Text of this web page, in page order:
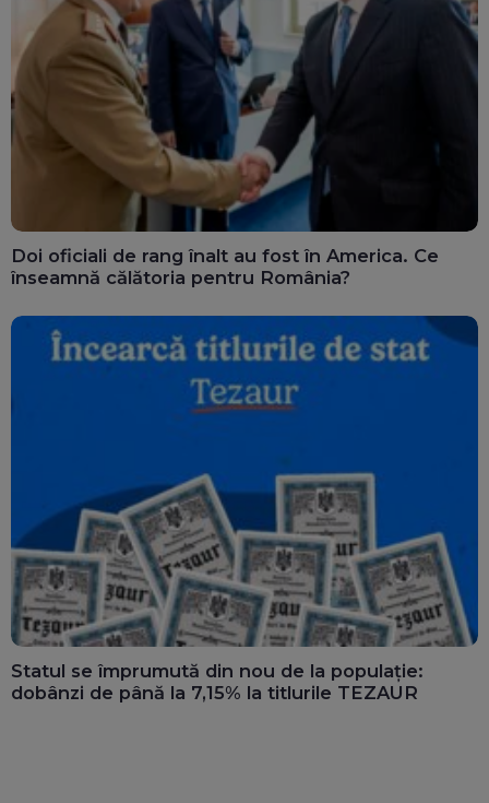
Doi oficiali de rang înalt au fost în America. Ce
înseamnă călătoria pentru România?
Statul se împrumută din nou de la populație:
dobânzi de până la 7,15% la titlurile TEZAUR